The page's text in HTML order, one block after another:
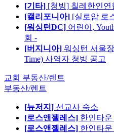
[기타] [청빙] 칠레한인연
[캘리포니아] [실로암 로
[워싱턴DC] 어린이,
회 -
[버지니아] 워싱턴 서울
Time) 사역자 청빙 공고
교회 부동산/렌트
부동산/렌트
[뉴저지] 선교사 숙소
[로스앤젤레스] 한인타
[로스앤젤레스] 한인타